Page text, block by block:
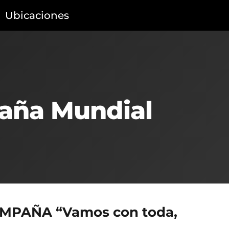
Ubicaciones
Mundial
“Vamos con toda,